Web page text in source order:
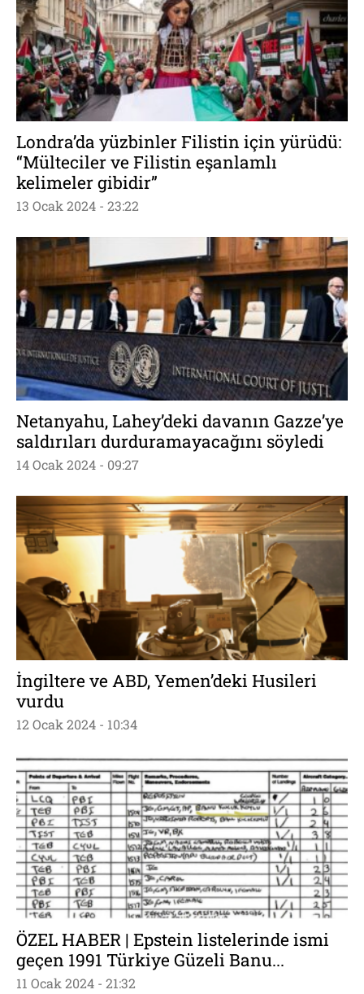
Londra’da yüzbinler Filistin için yürüdü:
“Mülteciler ve Filistin eşanlamlı
kelimeler gibidir”
13 Ocak 2024 - 23:22
Netanyahu, Lahey’deki davanın Gazze’ye
saldırıları durduramayacağını söyledi
14 Ocak 2024 - 09:27
İngiltere ve ABD, Yemen’deki Husileri
vurdu
12 Ocak 2024 - 10:34
ÖZEL HABER | Epstein listelerinde ismi
geçen 1991 Türkiye Güzeli Banu...
11 Ocak 2024 - 21:32